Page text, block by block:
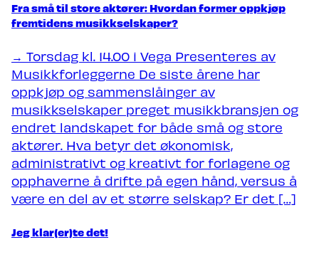
Fra små til store aktører: Hvordan former oppkjøp
fremtidens musikkselskaper?
→ Torsdag kl. 14.00 i Vega Presenteres av
Musikkforleggerne De siste årene har
oppkjøp og sammenslåinger av
musikkselskaper preget musikkbransjen og
endret landskapet for både små og store
aktører. Hva betyr det økonomisk,
administrativt og kreativt for forlagene og
opphaverne å drifte på egen hånd, versus å
være en del av et større selskap? Er det […]
Jeg klar(er)te det!